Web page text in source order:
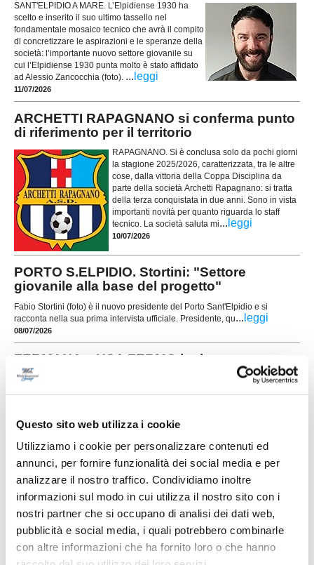
Questo sito web utilizza i cookie
Utilizziamo i cookie per personalizzare contenuti ed
annunci, per fornire funzionalità dei social media e per
analizzare il nostro traffico. Condividiamo inoltre
informazioni sul modo in cui utilizza il nostro sito con i
nostri partner che si occupano di analisi dei dati web,
pubblicità e social media, i quali potrebbero combinarle
con altre informazioni che ha fornito loro o che hanno
SANT'ELPIDIO A MARE. L’Elpidiense 1930 ha
scelto e inserito il suo ultimo tassello nel
fondamentale mosaico tecnico che avrà il compito
di concretizzare le aspirazioni e le speranze della
società: l’importante nuovo settore giovanile su
cui l’Elpidiense 1930 punta molto è stato affidato
ad Alessio Zancocchia (foto). ... leggi
11/07/2026
ARCHETTI RAPAGNANO si conferma punto
di riferimento per il territorio
RAPAGNANO. Si è conclusa solo da pochi giorni
la stagione 2025/2026, caratterizzata, tra le altre
cose, dalla vittoria della Coppa Disciplina da
parte della società Archetti Rapagnano: si tratta
della terza conquistata in due anni. Sono in vista
importanti novità per quanto riguarda lo staff
tecnico. La società saluta mi... leggi
10/07/2026
PORTO S.ELPIDIO. Stortini: "Settore
giovanile alla base del progetto"
Fabio Stortini (foto) è il nuovo presidente del Porto Sant'Elpidio e si
racconta nella sua prima intervista ufficiale. Presidente, qu... leggi
08/07/2026
FERMANA e USA FERMO insieme per
rilanciare il settore giovanile
La Fermana Football Club rafforza il proprio
società gialloblù ha infatti ufficializzato un
accordo di collaborazione con l'USA Fermo 2021,
con l'obiettivo di sviluppare un p...leggi
04/07/2026
CAPODARCO CALCIO, al via i campus estivi
con 65 giovani
FERMO. Prende il via al campo sportivo
campus estivi organizzati dall'Asd Capodarco